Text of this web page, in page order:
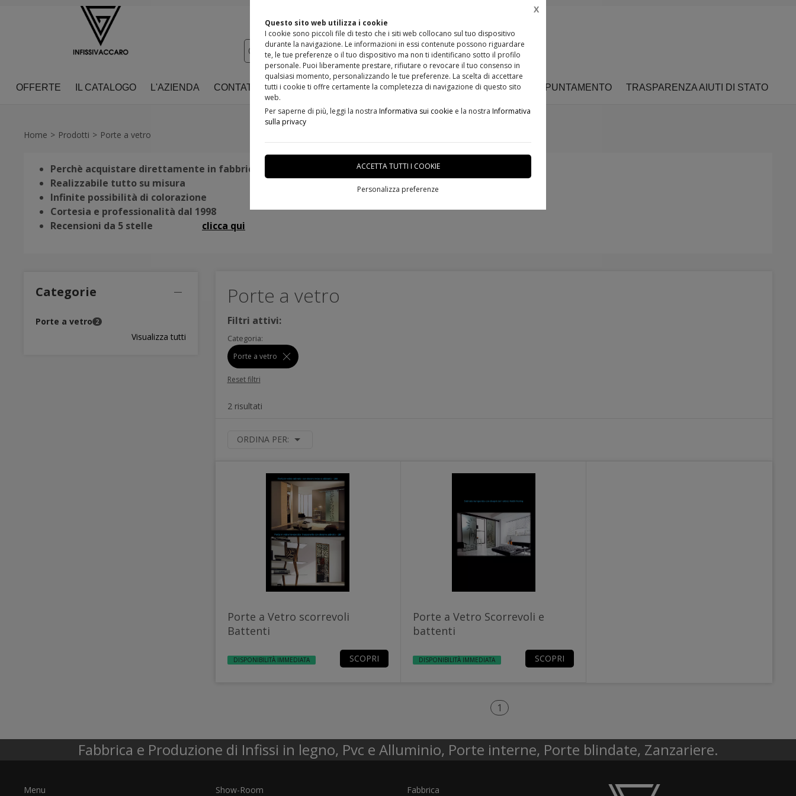
Questo sito web utilizza i cookie
I cookie sono piccoli file di testo che i siti web collocano sul tuo dispositivo
durante la navigazione. Le informazioni in essi contenute possono riguardare
te, le tue preferenze o il tuo dispositivo ma non ti identificano sotto il profilo
personale. Puoi liberamente prestare, rifiutare o revocare il tuo consenso in
qualsiasi momento, personalizzando le tue preferenze. La scelta di accettare
tutti i cookie ti offre certamente la completezza di navigazione di questo sito
web.
Per saperne di più, leggi la nostra Informativa sui cookie e la nostra Informativa
sulla privacy
ACCETTA TUTTI I COOKIE
Personalizza preferenze
X
OFFERTE IL CATALOGO L'AZIENDA CONTATTI RECENSIONI DA 5 STELLE DOVE SIAMO PRENOTA APPUNTAMENTO TRASPARENZA AIUTI DI STATO
Home Prodotti Porte a vetro
Perchè acquistare direttamente in fabbrica?
Realizzabile tutto su misura
Infinite possibilità di colorazione
Cortesia e professionalità dal 1998
Recensioni da 5 stelle
clicca qui
Categorie
Porte a vetro 2
Visualizza tutti
Porte a vetro
Filtri attivi:
Categoria:
Porte a vetro
Reset filtri
2 risultati
ORDINA PER:
Porte a Vetro scorrevoli
Battenti
DISPONIBILITÀ IMMEDIATA SCOPRI
Porte a Vetro Scorrevoli e
battenti
DISPONIBILITÀ IMMEDIATA SCOPRI
1
Fabbrica e Produzione di Infissi in legno, Pvc e Alluminio, Porte interne, Porte blindate, Zanzariere.
Menu Show-Room Fabbrica